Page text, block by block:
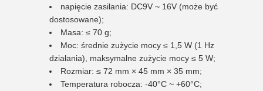
napięcie zasilania: DC9V ~ 16V (może być
dostosowane);
Masa: ≤ 70 g;
Moc: średnie zużycie mocy ≤ 1,5 W (1 Hz
działania), maksymalne zużycie mocy ≤ 5 W;
Rozmiar: ≤ 72 mm × 45 mm × 35 mm;
Temperatura robocza: -40°C ~ +60°C;